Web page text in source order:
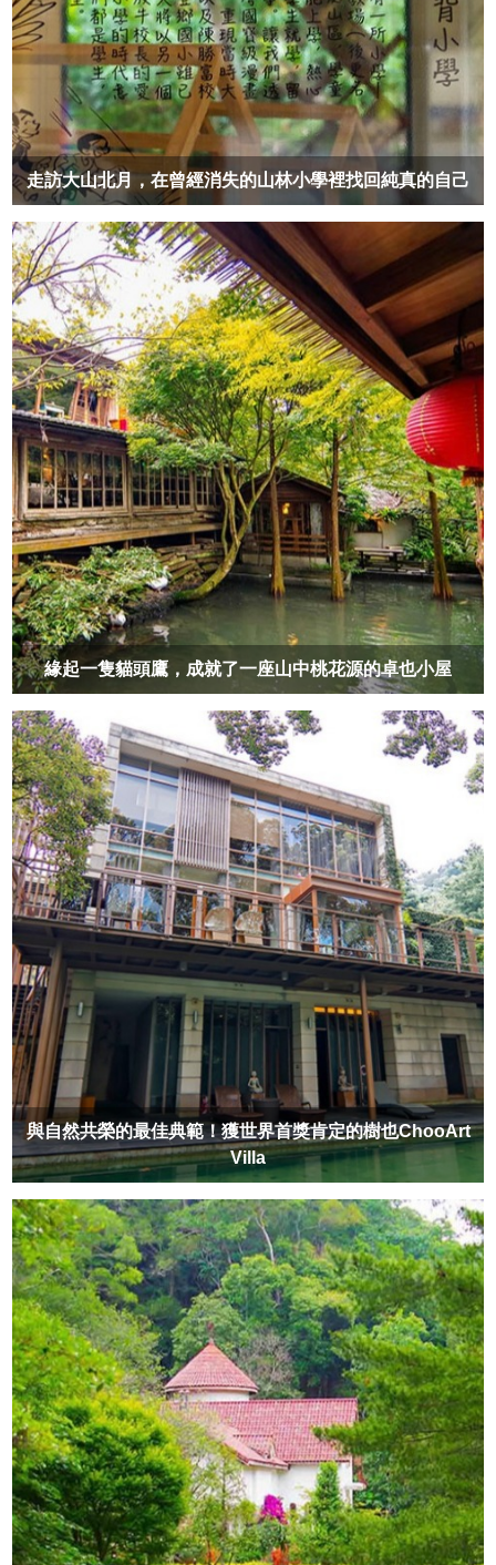
走訪大山北月，在曾經消失的山林小學裡找回純真的自己
緣起一隻貓頭鷹，成就了一座山中桃花源的卓也小屋
與自然共榮的最佳典範！獲世界首獎肯定的樹也ChooArt
Villa